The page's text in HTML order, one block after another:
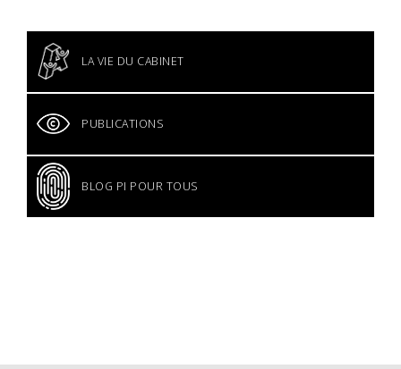
LA VIE DU CABINET
PUBLICATIONS
BLOG PI POUR TOUS